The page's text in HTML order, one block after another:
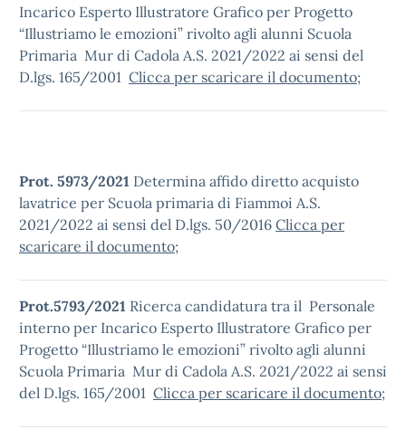
Incarico Esperto Illustratore Grafico per Progetto
“Illustriamo le emozioni” rivolto agli alunni Scuola
Primaria Mur di Cadola A.S. 2021/2022 ai sensi del
D.lgs. 165/2001 Clicca per scaricare il documento;
Prot. 5973/2021 Determina affido diretto acquisto
lavatrice per Scuola primaria di Fiammoi A.S.
2021/2022 ai sensi del D.lgs. 50/2016 Clicca per
scaricare il documento;
Prot.5793/2021 Ricerca candidatura tra il Personale
interno per Incarico Esperto Illustratore Grafico per
Progetto “Illustriamo le emozioni” rivolto agli alunni
Scuola Primaria Mur di Cadola A.S. 2021/2022 ai sensi
del D.lgs. 165/2001 Clicca per scaricare il documento;